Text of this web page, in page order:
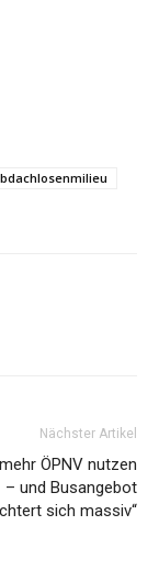
Nächster Artikel
ÖPNV nutzen
– und Busangebot
sich massiv“